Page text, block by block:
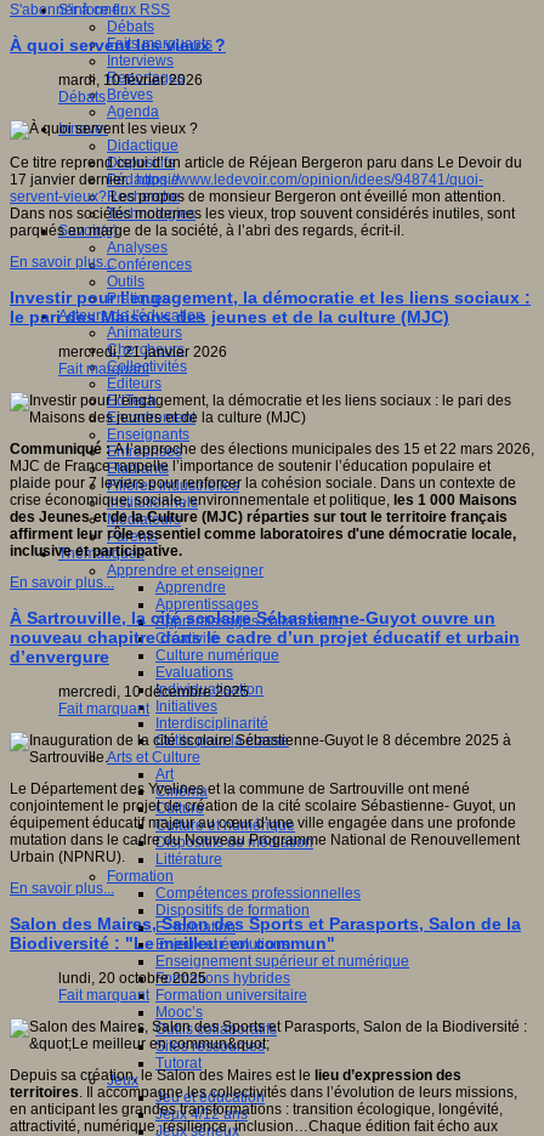
S'informer
Débats
Faits marquants
Interviews
Reportages
Brèves
Agenda
Innover
Didactique
Dispositifs
Pédagogie
Recherche
Technologies
Savoir(s)
Analyses
Conférences
Outils
Pratiques
Acteurs de l'éducation
Animateurs
Chercheurs
Collectivités
Editeurs
EdTech
Encadrement
Enseignants
Entreprises
Etudiants
Filières industrielles
Institutionnels
Médiateurs
Parents
Thématiques
Apprendre et enseigner
Apprendre
Apprentissages
Apprentissages collaboratifs
Créativité
Culture numérique
Evaluations
Individualisation
Initiatives
Interdisciplinarité
Outils pour la classe
Arts et Culture
Art
Cinéma
Culture
Culture et numérique
Dispositifs de médiation
Littérature
Formation
Compétences professionnelles
Dispositifs de formation
E- formation
Enjeux et évolutions
Enseignement supérieur et numérique
Formations hybrides
Formation universitaire
Mooc’s
Outils collaboratifs
Sites ressources
Tutorat
Jeux
Jeu et éducation
Jeux 4/12 ans
Jeux sérieux
S'abonner à ce flux RSS
À quoi servent les vieux ?
mardi, 10 février 2026
Débats
Ce titre reprend celui d’un article de Réjean Bergeron paru dans Le Devoir du
17 janvier dernier.https://www.ledevoir.com/opinion/idees/948741/quoi-
servent-vieux?Les propos de monsieur Bergeron ont éveillé mon attention.
Dans nos sociétés modernes les vieux, trop souvent considérés inutiles, sont
parqués en marge de la société, à l’abri des regards, écrit-il.
En savoir plus...
Investir pour l’engagement, la démocratie et les liens sociaux :
le pari des Maisons des jeunes et de la culture (MJC)
mercredi, 21 janvier 2026
Fait marquant
Communiqué :A l’approche des élections municipales des 15 et 22 mars 2026,
MJC de France rappelle l’importance de soutenir l’éducation populaire et
plaide pour 7 leviers pour renforcer la cohésion sociale. Dans un contexte de
crise économique, sociale, environnementale et politique, les 1 000 Maisons
des Jeunes et de la Culture (MJC) réparties sur tout le territoire français
affirment leur rôle essentiel comme laboratoires d'une démocratie locale,
inclusive et participative.
En savoir plus...
À Sartrouville, la cité scolaire Sébastienne-Guyot ouvre un
nouveau chapitre dans le cadre d’un projet éducatif et urbain
d’envergure
mercredi, 10 décembre 2025
Fait marquant
Le Département des Yvelines et la commune de Sartrouville ont mené
conjointement le projet de création de la cité scolaire Sébastienne- Guyot, un
équipement éducatif majeur au cœur d’une ville engagée dans une profonde
mutation dans le cadre du Nouveau Programme National de Renouvellement
Urbain (NPNRU).
En savoir plus...
Salon des Maires, Salon des Sports et Parasports, Salon de la
Biodiversité : "Le meilleur en commun"
lundi, 20 octobre 2025
Fait marquant
Depuis sa création, le Salon des Maires est le lieu d’expression des
territoires. Il accompagne les collectivités dans l’évolution de leurs missions,
en anticipant les grandes transformations : transition écologique, longévité,
attractivité, numérique, résilience, inclusion…Chaque édition fait écho aux